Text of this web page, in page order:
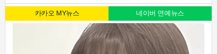
카카오 MY뉴스 네이버 연예뉴스